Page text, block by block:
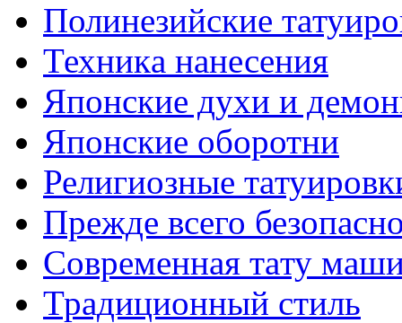
Полинезийские
Техникa нанесения
Японские духи и
Японские оборотни
Религиозные
Прежде всего
Современная тaту
Традиционный стиль